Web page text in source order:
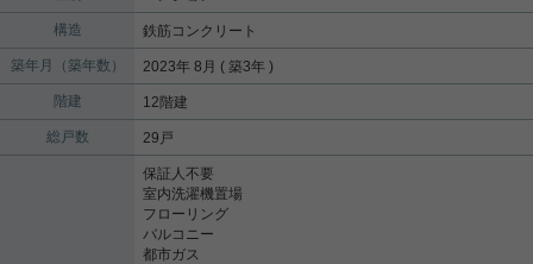
構造 鉄筋コンクリート
築年月（築年数） 2023年 8月 ( 築3年 )
階建 12階建
総戸数 29戸
保証人不要
室内洗濯機置場
フローリング
バルコニー
都市ガス